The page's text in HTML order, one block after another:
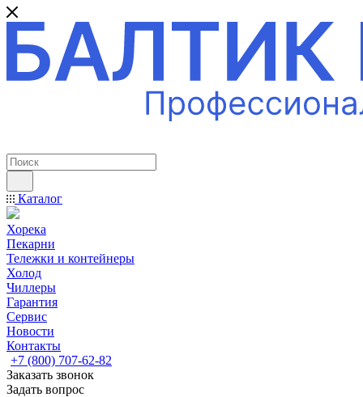
Каталог
Хорека
Пекарни
Тележки и контейнеры
Холод
Чиллеры
Гарантия
Сервис
Новости
Контакты
+7 (800) 707-62-82
Заказать звонок
Задать вопрос